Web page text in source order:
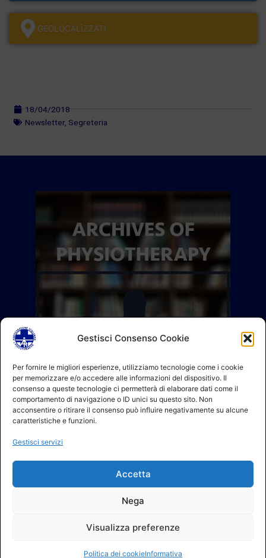
Gestisci Consenso Cookie
Per fornire le migliori esperienze, utilizziamo tecnologie come i cookie
per memorizzare e/o accedere alle informazioni del dispositivo. Il
consenso a queste tecnologie ci permetterà di elaborare dati come il
comportamento di navigazione o ID unici su questo sito. Non
acconsentire o ritirare il consenso può influire negativamente su alcune
caratteristiche e funzioni.
Gestisci servizi
Accetta
Nega
Visualizza preferenze
Politica dei cookieInformativa
GEOLOCALÌZZATI
18/04/2018
Newsletter Segreteria